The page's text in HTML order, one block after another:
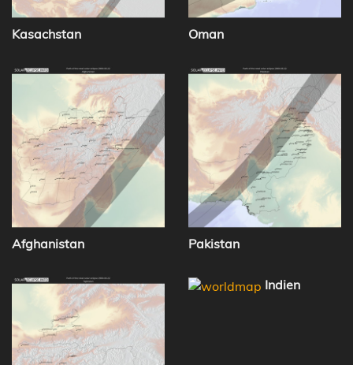
Kasachstan Oman
Afghanistan Pakistan
Indien